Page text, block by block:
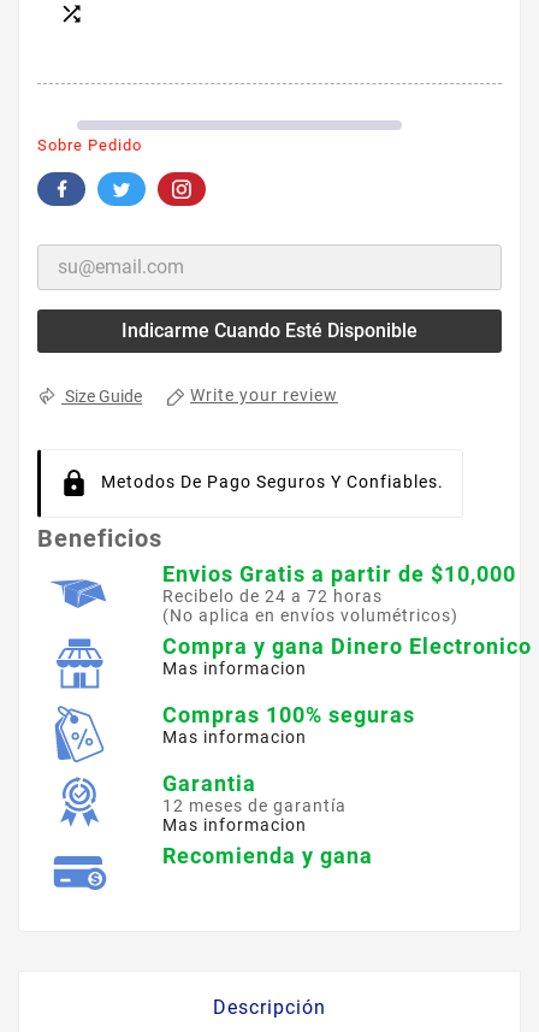

Sobre Pedido
Indicarme Cuando Esté Disponible
Size Guide Write your review
Metodos De Pago Seguros Y Confiables.
Beneficios
Envios Gratis a partir de $10,000
Recibelo de 24 a 72 horas
(No aplica en envíos volumétricos)
Compra y gana Dinero Electronico
Mas informacion
Compras 100% seguras
Mas informacion
Garantia
12 meses de garantía
Mas informacion
Recomienda y gana
Descripción